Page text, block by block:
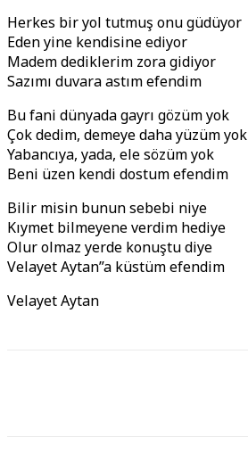
Herkes bir yol tutmuş onu güdüyor
Eden yine kendisine ediyor
Madem dediklerim zora gidiyor
Sazımı duvara astım efendim
Bu fani dünyada gayrı gözüm yok
Çok dedim, demeye daha yüzüm yok
Yabancıya, yada, ele sözüm yok
Beni üzen kendi dostum efendim
Bilir misin bunun sebebi niye
Kıymet bilmeyene verdim hediye
Olur olmaz yerde konuştu diye
Velayet Aytan”a küstüm efendim
Velayet Aytan